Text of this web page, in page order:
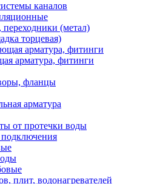
каналов
(метал)
торцевая)
арматура, фитинги
фланцы
арматура
от протечки воды